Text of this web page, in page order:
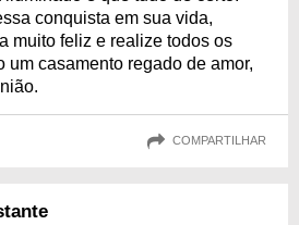
conquista em sua vida,
muito feliz e realize todos os
um casamento regado de amor,
COMPARTILHAR